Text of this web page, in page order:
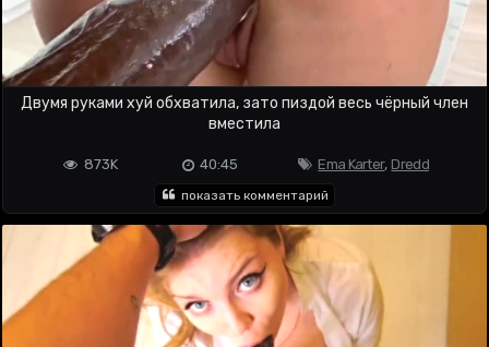
Двумя руками хуй обхватила, зато пиздой весь чёрный член
вместила
Ema Karter, Dredd
40:45
873K
показать комментарий